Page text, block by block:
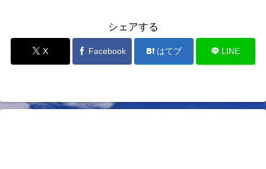
シェアする
X Facebook はてブ LINE